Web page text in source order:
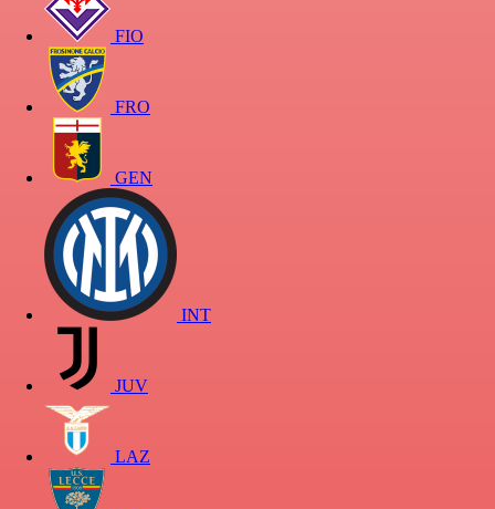
FIO
FRO
GEN
INT
JUV
LAZ